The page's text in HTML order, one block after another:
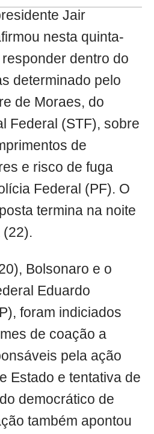
Jair
nesta quinta-
dentro do
determinado pelo
de Moraes, do
Federal (STF), sobre
de
e risco de fuga
Federal (PF). O
termina na noite
(22).
Bolsonaro e o
Eduardo
foram indiciados
de coação a
pela ação
Estado e tentativa de
democrático de
também apontou